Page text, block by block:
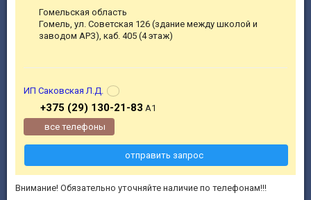
Внимание! Обязательно уточняйте наличие по телефонам!!!
Гомельская область
Гомель, ул. Советская 126 (здание между школой и
заводом АРЗ), каб. 405 (4 этаж)
ИП Саковская Л.Д.
+375 (29) 130-21-83 А1
все телефоны
отправить запрос